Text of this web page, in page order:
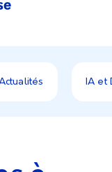
IA et